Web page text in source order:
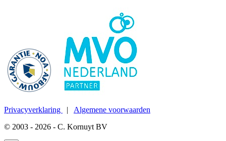
Privacyverklaring
Algemene voorwaarden
© 2003 - 2026 - C. Kornuyt BV